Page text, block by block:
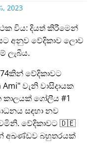
2023
විය: දියත් කිරීමෙන්
අනුව වේදිකාව ලොව
ලැබීය.
වේදිකාවට
Ami වැනි වාසිදායක
කාලයක් ගෝලීය #1
සඳහා නව
වේදිකාවට 🇩🇪
අඛණ්ඩව බහුතරයක්